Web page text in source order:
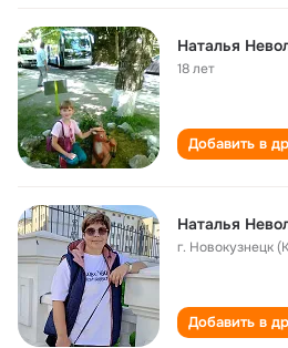
Наталья
18 лет
Добавить в
Наталья
г. Новокузнецк
Добавить в